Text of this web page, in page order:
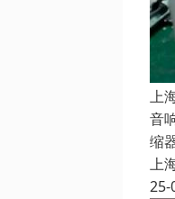
上
音
缩
上
25-